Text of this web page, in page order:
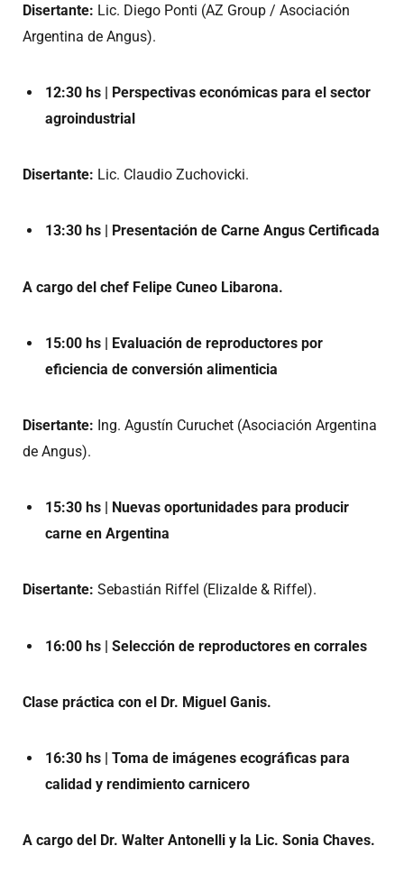
Disertante: Lic. Diego Ponti (AZ Group / Asociación
Argentina de Angus).
12:30 hs | Perspectivas económicas para el sector
agroindustrial
Disertante: Lic. Claudio Zuchovicki.
13:30 hs | Presentación de Carne Angus Certificada
A cargo del chef Felipe Cuneo Libarona.
15:00 hs | Evaluación de reproductores por
eficiencia de conversión alimenticia
Disertante: Ing. Agustín Curuchet (Asociación Argentina
de Angus).
15:30 hs | Nuevas oportunidades para producir
carne en Argentina
Disertante: Sebastián Riffel (Elizalde & Riffel).
16:00 hs | Selección de reproductores en corrales
Clase práctica con el Dr. Miguel Ganis.
16:30 hs | Toma de imágenes ecográficas para
calidad y rendimiento carnicero
A cargo del Dr. Walter Antonelli y la Lic. Sonia Chaves.